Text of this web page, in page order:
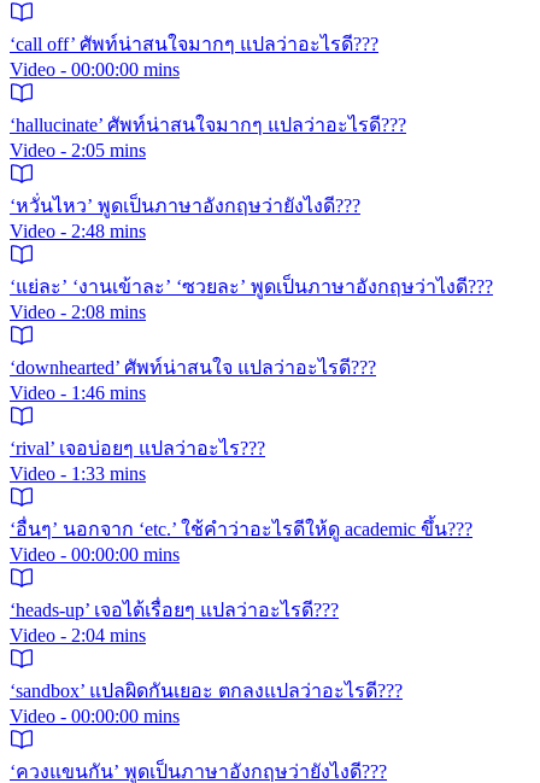
‘call off’ ศัพท์น่าสนใจมากๆ แปลว่าอะไรดี???
Video - 00:00:00 mins
‘hallucinate’ ศัพท์น่าสนใจมากๆ แปลว่าอะไรดี???
Video - 2:05 mins
‘หวั่นไหว’ พูดเป็นภาษาอังกฤษว่ายังไงดี???
Video - 2:48 mins
‘แย่ละ’ ‘งานเข้าละ’ ‘ซวยละ’ พูดเป็นภาษาอังกฤษว่าไงดี???
Video - 2:08 mins
‘downhearted’ ศัพท์น่าสนใจ แปลว่าอะไรดี???
Video - 1:46 mins
‘rival’ เจอบ่อยๆ แปลว่าอะไร???
Video - 1:33 mins
‘อื่นๆ’ นอกจาก ‘etc.’ ใช้คำว่าอะไรดีให้ดู academic ขึ้น???
Video - 00:00:00 mins
‘heads-up’ เจอได้เรื่อยๆ แปลว่าอะไรดี???
Video - 2:04 mins
‘sandbox’ แปลผิดกันเยอะ ตกลงแปลว่าอะไรดี???
Video - 00:00:00 mins
‘ควงแขนกัน’ พูดเป็นภาษาอังกฤษว่ายังไงดี???